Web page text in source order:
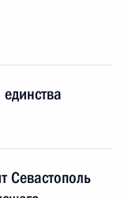
Севастополь